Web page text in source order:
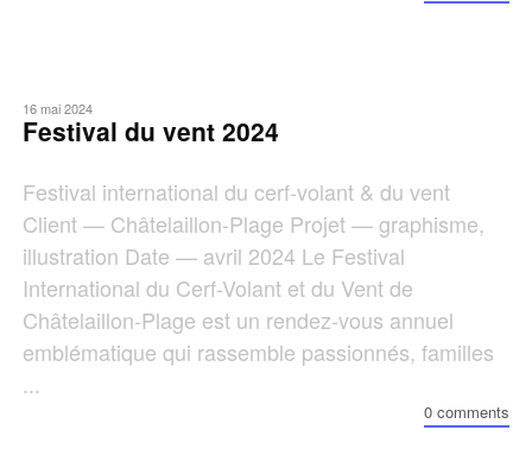
16 mai 2024
Festival du vent 2024
Festival international du cerf-volant & du vent
Client — Châtelaillon-Plage Projet — graphisme,
illustration Date — avril 2024 Le Festival
International du Cerf-Volant et du Vent de
Châtelaillon-Plage est un rendez-vous annuel
emblématique qui rassemble passionnés, familles
...
0 comments